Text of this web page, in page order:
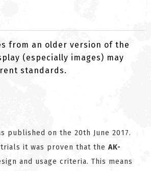
from an older version of the
(especially images) may
standards.
published on the 20th June 2017.
it was proven that the AK-
and usage criteria. This means